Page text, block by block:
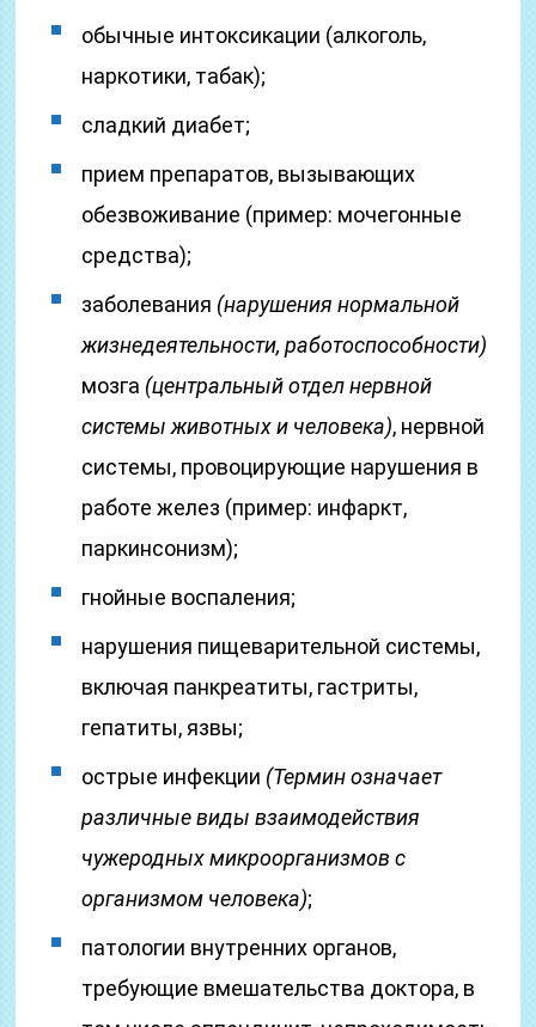
обычные интоксикации (алкоголь,
наркотики, табак);
сладкий диабет;
прием препаратов, вызывающих
обезвоживание (пример: мочегонные
средства);
заболевания (нарушения нормальной
жизнедеятельности, работоспособности)
мозга (центральный отдел нервной
системы животных и человека), нервной
системы, провоцирующие нарушения в
работе желез (пример: инфаркт,
паркинсонизм);
гнойные воспаления;
нарушения пищеварительной системы,
включая панкреатиты, гастриты,
гепатиты, язвы;
острые инфекции (Термин означает
различные виды взаимодействия
чужеродных микроорганизмов с
организмом человека);
патологии внутренних органов,
требующие вмешательства доктора, в